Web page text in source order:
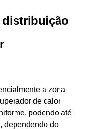
distribuição
a zona
de calor
podendo até
dependendo do